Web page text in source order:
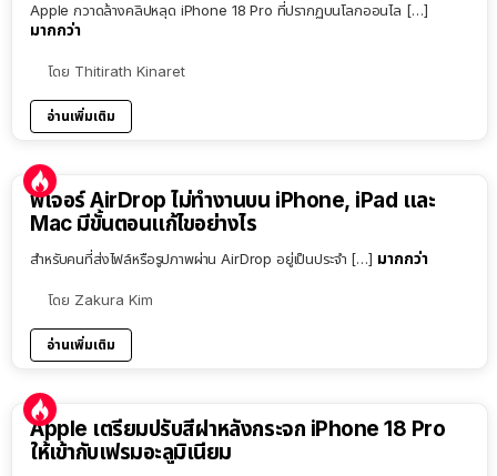
Apple กวาดล้างคลิปหลุด iPhone 18 Pro ที่ปรากฏบนโลกออนไล […]
มากกว่า
โดย Thitirath Kinaret
อ่านเพิ่มเติม
ฟีเจอร์ AirDrop ไม่ทำงานบน iPhone, iPad และ
Mac มีขั้นตอนแก้ไขอย่างไร
สำหรับคนที่ส่งไฟล์หรือรูปภาพผ่าน AirDrop อยู่เป็นประจำ […] มากกว่า
โดย Zakura Kim
อ่านเพิ่มเติม
Apple เตรียมปรับสีฝาหลังกระจก iPhone 18 Pro
ให้เข้ากับเฟรมอะลูมิเนียม